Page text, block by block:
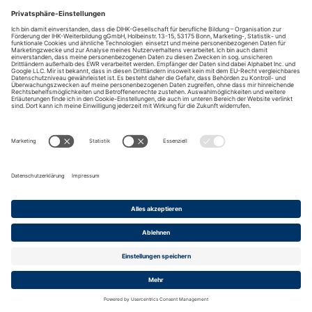
DIHK-Bildungs-gGmbH
Besuchen Sie auch:
Datenschutz Barrierefreiheit Cookies
Organisation zur Förderung der IHK-Weiterbildung gGmbH